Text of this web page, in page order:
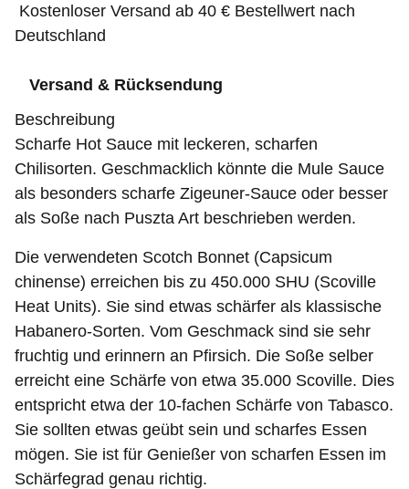
Kostenloser Versand ab 40 € Bestellwert nach
Deutschland
Versand & Rücksendung
Beschreibung
Scharfe Hot Sauce mit leckeren, scharfen
Chilisorten. Geschmacklich könnte die Mule Sauce
als besonders scharfe Zigeuner-Sauce oder besser
als Soße nach Puszta Art beschrieben werden.
Die verwendeten Scotch Bonnet (Capsicum
chinense) erreichen bis zu 450.000 SHU (Scoville
Heat Units). Sie sind etwas schärfer als klassische
Habanero-Sorten. Vom Geschmack sind sie sehr
fruchtig und erinnern an Pfirsich. Die Soße selber
erreicht eine Schärfe von etwa 35.000 Scoville. Dies
entspricht etwa der 10-fachen Schärfe von Tabasco.
Sie sollten etwas geübt sein und scharfes Essen
mögen. Sie ist für Genießer von scharfen Essen im
Schärfegrad genau richtig.